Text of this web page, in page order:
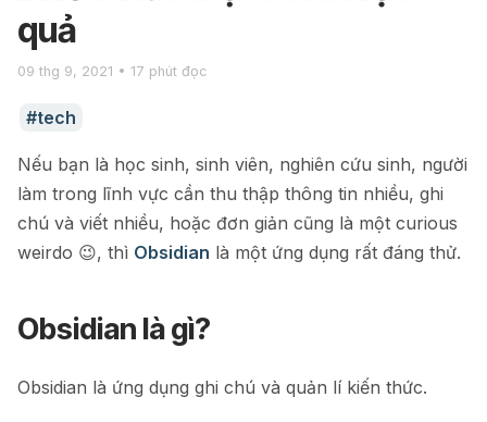
quả
09 thg 9, 2021 • 17 phút đọc
tech
Nếu bạn là học sinh, sinh viên, nghiên cứu sinh, người
làm trong lĩnh vực cần thu thập thông tin nhiều, ghi
chú và viết nhiều, hoặc đơn giản cũng là một curious
weirdo 😉, thì Obsidian là một ứng dụng rất đáng thử.
Obsidian là gì?
Obsidian là ứng dụng ghi chú và quản lí kiến thức.